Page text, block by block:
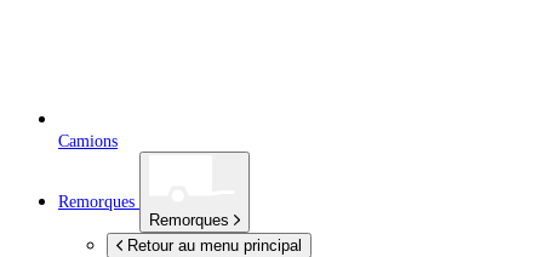
Camions
Remorques
Remorques
Retour au menu principal